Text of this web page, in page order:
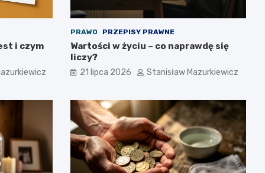
i czym
PRAWO PRZEPISY PRAWNE
Wartości w życiu – co naprawdę się
liczy?
21 lipca 2026 Stanisław Mazurkiewicz